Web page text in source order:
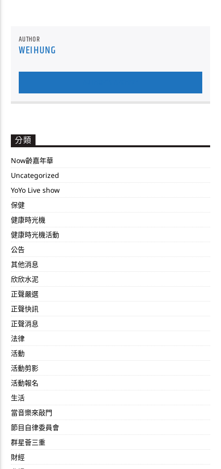
AUTHOR
WEIHUNG
分類
Now齡嘉年華
Uncategorized
YoYo Live show
保健
健康時光機
健康時光機活動
公告
其他消息
欣欣水泥
正聲嚴選
正聲快訊
正聲消息
法律
活動
活動剪影
活動報名
生活
當音樂來敲門
節目自律委員會
群星薈三重
財經